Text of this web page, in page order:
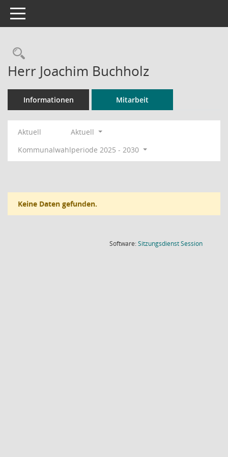
Toggle navigation
Rechercheauswahl
Herr Joachim Buchholz
Informationen Mitarbeit
Aktuell
Aktuell
Kommunalwahlperiode 2025 - 2030
Keine Daten gefunden.
Software:SitzungsdienstSession(Wird in